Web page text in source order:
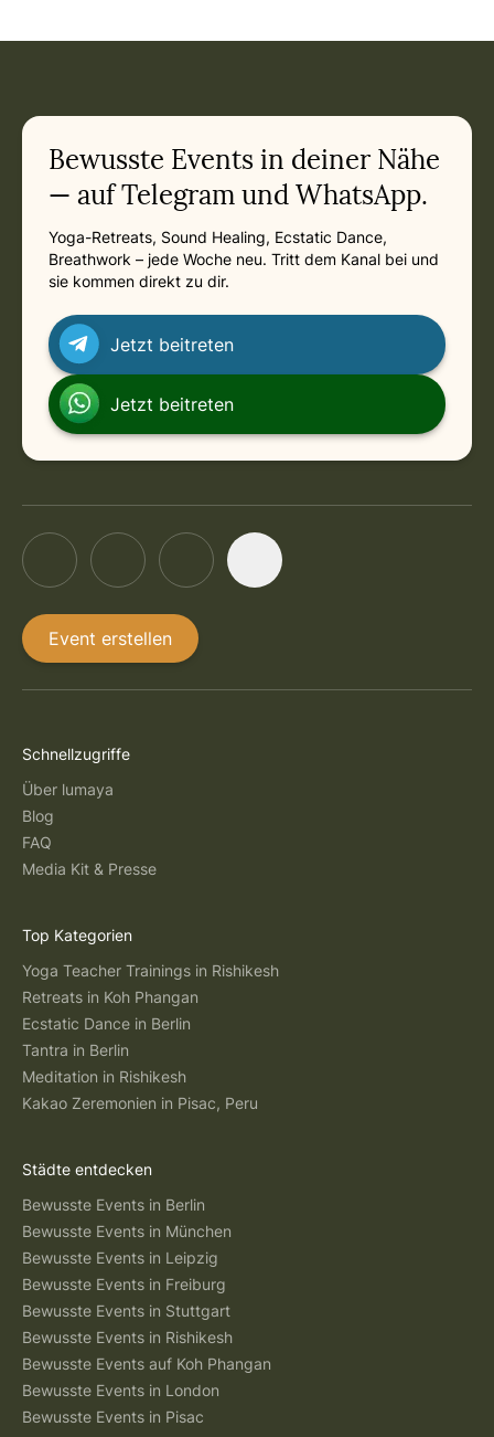
Related appointments
Bewusste Events in deiner Nähe
— auf Telegram und WhatsApp.
Yoga-Retreats, Sound Healing, Ecstatic Dance,
Breathwork – jede Woche neu. Tritt dem Kanal bei und
sie kommen direkt zu dir.
Jetzt beitreten
Jetzt beitreten
Event erstellen
Schnellzugriffe
Über lumaya
Blog
FAQ
Media Kit & Presse
Top Kategorien
Yoga Teacher Trainings in Rishikesh
Retreats in Koh Phangan
Ecstatic Dance in Berlin
Tantra in Berlin
Meditation in Rishikesh
Kakao Zeremonien in Pisac, Peru
Städte entdecken
Bewusste Events in Berlin
Bewusste Events in München
Bewusste Events in Leipzig
Bewusste Events in Freiburg
Bewusste Events in Stuttgart
Bewusste Events in Rishikesh
Bewusste Events auf Koh Phangan
Bewusste Events in London
Bewusste Events in Pisac